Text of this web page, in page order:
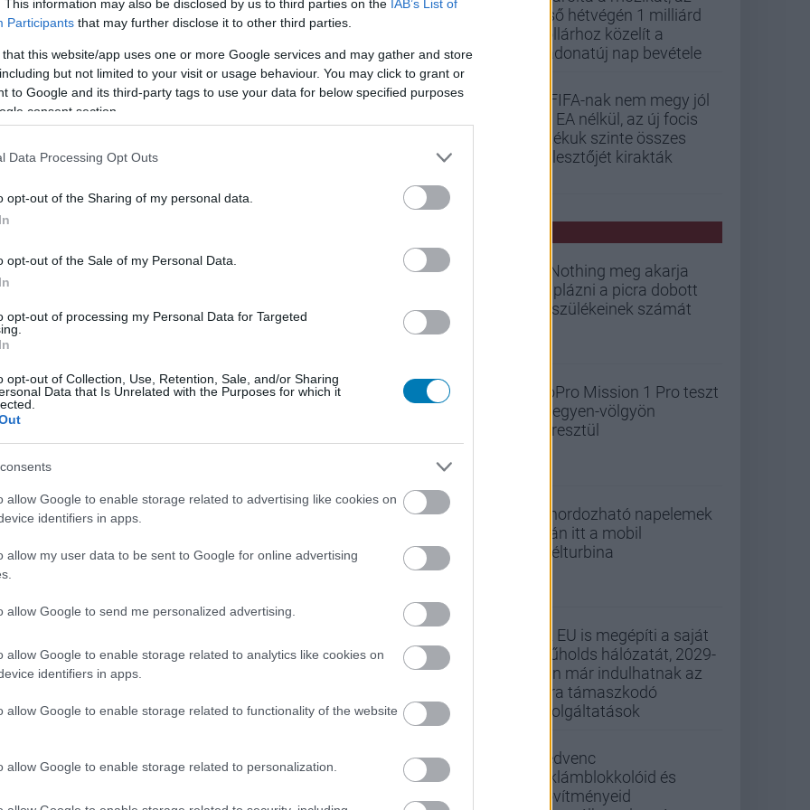
This information may also be disclosed by us to third parties on the IAB’s List of
Participants that may further disclose it to other third parties.
that this website/app uses one or more Google services and may gather and store
but not limited to your visit or usage behaviour. You may click to grant or
to Google and its third-party tags to use your data for below specified purposes
consent section.
Data Processing Opt Outs
opt-out of the Sharing of my personal data.
opt-out of the Sale of my Personal Data.
opt-out of processing my Personal Data for Targeted
opt-out of Collection, Use, Retention, Sale, and/or Sharing
Data that Is Unrelated with the Purposes for which it
allow Google to enable storage related to advertising like cookies on
identifiers in apps.
allow my user data to be sent to Google for online advertising
allow Google to send me personalized advertising.
allow Google to enable storage related to analytics like cookies on
identifiers in apps.
allow Google to enable storage related to functionality of the website
allow Google to enable storage related to personalization.
volna a doboz?
Boldogabb leszel, ha megtudod, hogy
vagy NDK-s hangfal is.
első hétvégén 1 milliárd
dollárhoz közelít a
Vadonatúj nap bevétele
A FIFA-nak nem megy jól
az EA nélkül, az új focis
játékuk szinte összes
fejlesztőjét kirakták
A Nothing meg akarja
duplázni a picra dobott
készülékeinek számát
GoPro Mission 1 Pro teszt
- hegyen-völgyön
keresztül
A hordozható napelemek
után itt a mobil
szélturbina
Az EU is megépíti a saját
műholds hálózatát, 2029-
ben már indulhatnak az
arra támaszkodó
szolgáltatások
Kedvenc
reklámblokkolóid és
bővítményeid